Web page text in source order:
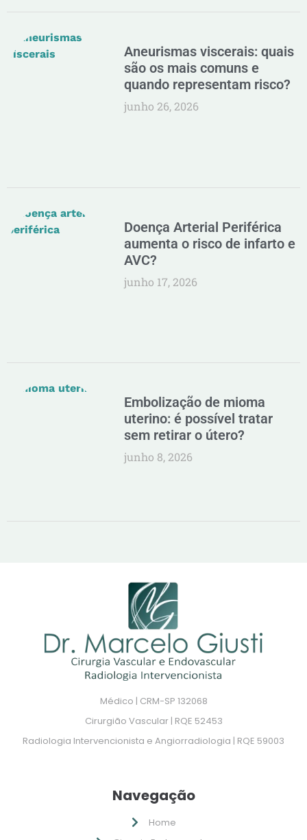
Aneurismas viscerais: quais
são os mais comuns e
quando representam risco?
junho 26, 2026
Doença Arterial Periférica
aumenta o risco de infarto e
AVC?
junho 17, 2026
Embolização de mioma
uterino: é possível tratar
sem retirar o útero?
junho 8, 2026
Médico | CRM-SP 132068
Cirurgião Vascular | RQE 52453
Radiologia Intervencionista e Angiorradiologia | RQE 59003
Navegação
Home